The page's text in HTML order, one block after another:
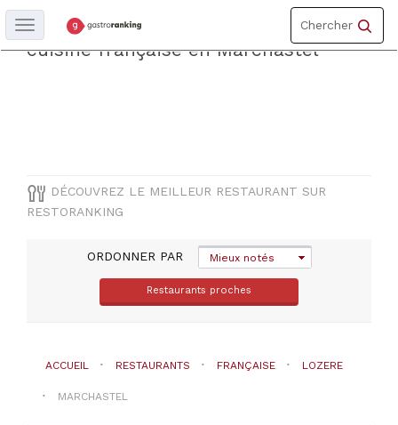
Toggle
navigation
Chercher
Toggle
navigation
Marchastel
Découvrez le meilleur restaurantde
cuisine française en Marchastel
DÉCOUVREZ LE MEILLEUR RESTAURANT SUR
RESTORANKING
ORDONNER PAR Mieux notés
Restaurants proches
ACCUEIL RESTAURANTS FRANÇAISE LOZERE
MARCHASTEL